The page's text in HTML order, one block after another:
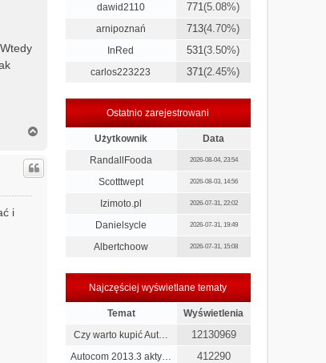
g
r
i
dawid2110 771(5.08%)
arnipoznań 713(4.70%)
InRed 531(3.50%)
carlos223223 371(2.45%)
Ostatnio zarejestrowani
Użytkownik
Data
RandallFooda
2026-08-04, 23:54
Scotttwept 2026-08-03, 14:56
Izimoto.pl 2026-07-31, 22:02
Danielsycle 2026-07-31, 19:49
Albertchoow 2026-07-31, 15:08
Najczęściej wyświetlane tematy
Temat
Wyświetlenia
Czy warto kupić Aut…
12130969
Autocom 2013.3 akty… 412290